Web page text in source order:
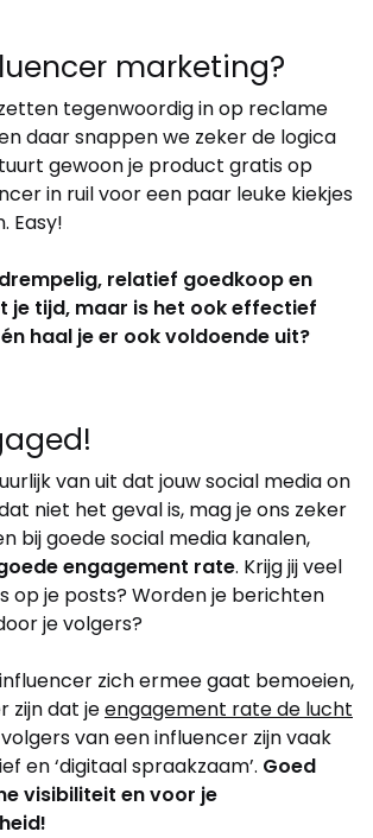
marketing?
tegenwoordig in op reclame
daar snappen we zeker de logica
gewoon je product gratis op
in ruil voor een paar leuke kiekjes
Easy!
relatief goedkoop en
je tijd, maar is het ook effectief
haal je er ook voldoende uit?
van uit dat jouw social media on
niet het geval is, mag je ons zeker
bij goede social media kanalen,
engagement rate. Krijg jij veel
op je posts? Worden je berichten
je volgers?
zich ermee gaat bemoeien,
zijn dat jeengagement rate de lucht
volgers van een influencer zijn vaak
en ‘digitaal spraakzaam’. Goed
visibiliteit en voor je